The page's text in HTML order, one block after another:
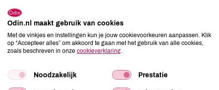
smaak verloren.
Snijd de rettich, wortels en radijsjes fijn in rondjes of mooie
langwerpige lucifertjes. Een mandoline is hiervoor een fijn
snijden. Voeg toe aan het water.
Odin.nl maakt gebruik van cookies
Met de vinkjes en instellingen kun je jouw cookievoorkeuren aanpassen. Klik
op “Accepteer alles” om akkoord te gaan met het gebruik van alle cookies,
zoals beschreven in onze cookieverklaring.
Noodzakelijk Prestatie